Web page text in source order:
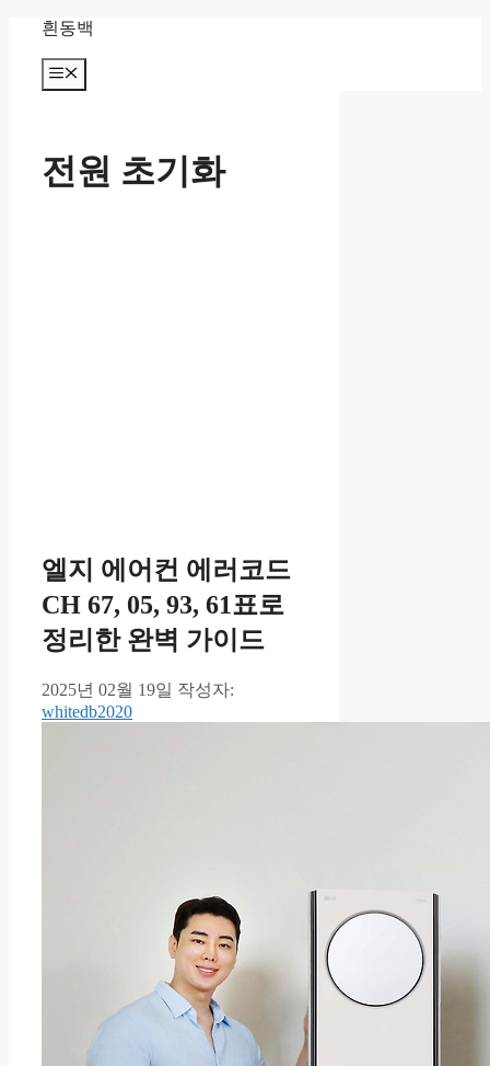
흰동백
메
뉴
전원 초기화
엘지 에어컨 에러코드
CH 67, 05, 93, 61표로
정리한 완벽 가이드
2025년 02월 19일 작성자:
whitedb2020